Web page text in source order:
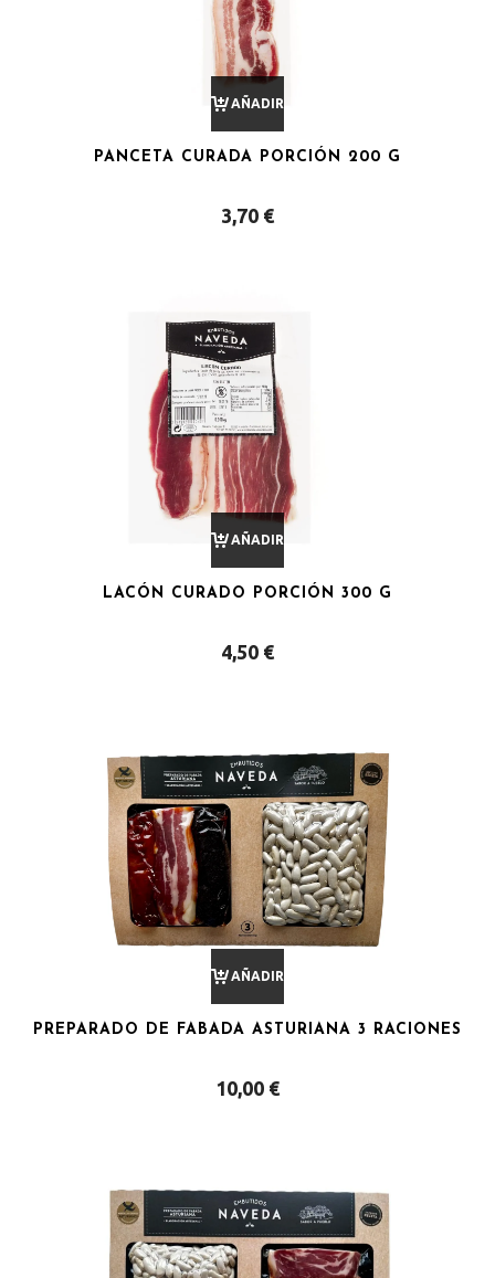
AÑADIR
AL
CARRITO
PANCETA CURADA PORCIÓN 200 G
3,70 €
AÑADIR
AL
CARRITO
LACÓN CURADO PORCIÓN 300 G
4,50 €
AÑADIR
AL
CARRITO
PREPARADO DE FABADA ASTURIANA 3 RACIONES
10,00 €